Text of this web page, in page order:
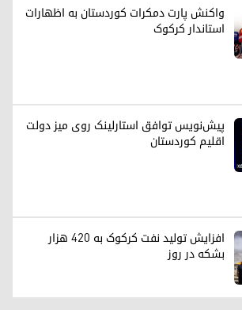
واکنش پارت دمکرات کوردستان به اظهارات
استاندار کرکوک
پیش‌نویس توافق استارلینک روی میز دولت
اقلیم کوردستان
افزایش تولید نفت کرکوک به ۴۲۰ هزار
بشکه در روز